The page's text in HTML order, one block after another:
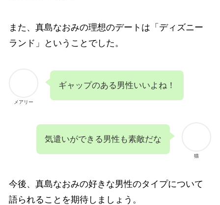
また、真島なおみの理想のデートは「ディズニー
ランド」ということでした。
メアリー
ギャップのある男性いいよね！
猫
気遣いができる男性も素敵だな
今後、真島なおみの好きな男性のタイプについて
語られることを期待しましょう。